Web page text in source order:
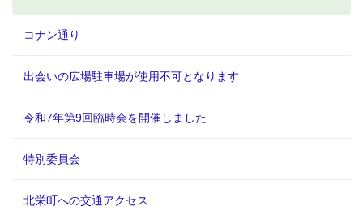
コナン通り
出会いの広場駐車場が使用不可となります
令和7年第9回臨時会を開催しました
特別委員会
北栄町への交通アクセス